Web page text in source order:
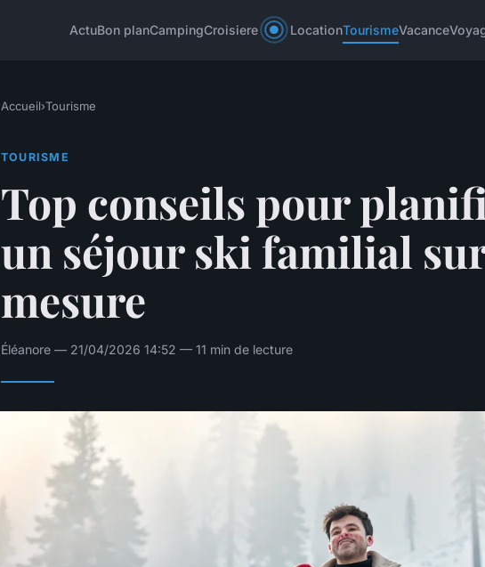
ActuBon planCampingCroisiere LocationTourismeVacance
Accueil›Tourisme
TOURISME
Top conseils pour
un séjour ski familial
mesure
Éléanore — 21/04/2026 14:52 — 11 min de lecture